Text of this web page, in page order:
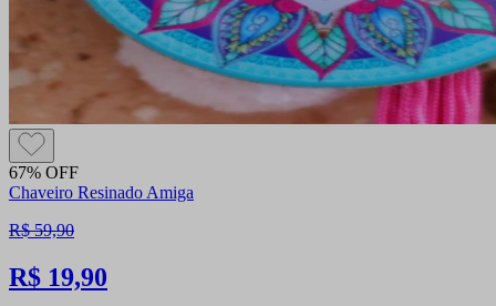
67% OFF
Chaveiro Resinado Amiga
R$ 59,90
R$ 19,90